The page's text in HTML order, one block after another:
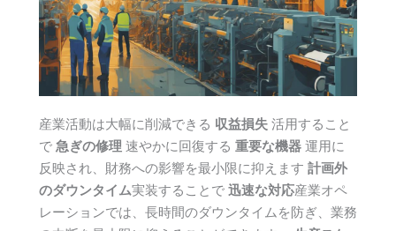
産業活動は大幅に削減できる 収益損失 活用すること
で 急ぎの修理 速やかに回復する 重要な機器 運用に
反映され、財務への影響を最小限に抑えます 計画外
のダウンタイム実装することで 迅速な対応産業オペ
レーションでは、長時間のダウンタイムを防ぎ、業務